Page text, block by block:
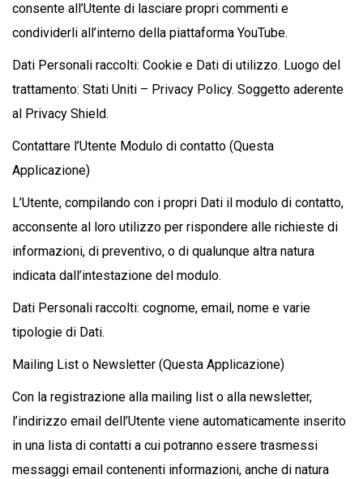
consente all’Utente di lasciare propri commenti e
condividerli all’interno della piattaforma YouTube.
Dati Personali raccolti: Cookie e Dati di utilizzo. Luogo del
trattamento: Stati Uniti – Privacy Policy. Soggetto aderente
al Privacy Shield.
Contattare l’Utente Modulo di contatto (Questa
Applicazione)
L’Utente, compilando con i propri Dati il modulo di contatto,
acconsente al loro utilizzo per rispondere alle richieste di
informazioni, di preventivo, o di qualunque altra natura
indicata dall’intestazione del modulo.
Dati Personali raccolti: cognome, email, nome e varie
tipologie di Dati.
Mailing List o Newsletter (Questa Applicazione)
Con la registrazione alla mailing list o alla newsletter,
l’indirizzo email dell’Utente viene automaticamente inserito
in una lista di contatti a cui potranno essere trasmessi
messaggi email contenenti informazioni, anche di natura